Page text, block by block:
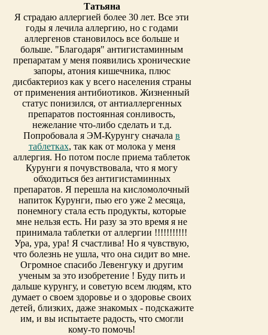
Татьяна
Я страдаю аллергией более 30 лет. Все эти
годы я лечила аллергию, но с годами
аллергенов становилось все больше и
больше. "Благодаря" антигистаминным
препаратам у меня появились хронические
запоры, атония кишечника, плюс
дисбактериоз как у всего населения страны
от применения антибиотиков. Жизненный
статус понизился, от антиаллергенных
препаратов постоянная сонливость,
нежелание что-либо сделать и т.д.
Попробовала я ЭМ-Курунгу сначала в
таблетках, так как от молока у меня
аллергия. Но потом после приема таблеток
Курунги я почувствовала, что я могу
обходиться без антигистаминных
препаратов. Я перешла на кисломолочный
напиток Курунги, пью его уже 2 месяца,
понемногу стала есть продукты, которые
мне нельзя есть. Ни разу за это время я не
принимала таблетки от аллергии !!!!!!!!!!!
Ура, ура, ура! Я счастлива! Но я чувствую,
что болезнь не ушла, что она сидит во мне.
Огромное спасибо Левенгуку и другим
ученым за это изобретение ! Буду пить и
дальше курунгу, и советую всем людям, кто
думает о своем здоровье и о здоровье своих
детей, близких, даже знакомых - подскажите
им, и вы испытаете радость, что смогли
кому-то помочь!